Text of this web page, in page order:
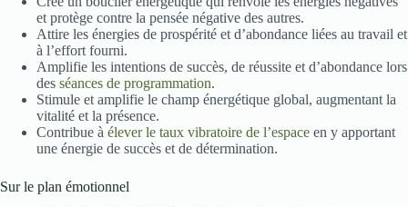
et protège contre la pensée négative des autres.
Attire les énergies de prospérité et d’abondance liées au travail et
à l’effort fourni.
Amplifie les intentions de succès, de réussite et d’abondance lors
des séances de programmation.
Stimule et amplifie le champ énergétique global, augmentant la
vitalité et la présence.
Contribue à élever le taux vibratoire de l’espace en y apportant
une énergie de succès et de détermination.
Sur le plan émotionnel